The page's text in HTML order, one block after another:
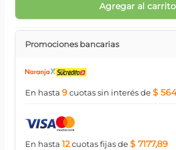
Agregar al carrito
Promociones bancarias
En hasta 9cuotassin interésde$
En hasta 12cuotasfijasde$ 7177,89